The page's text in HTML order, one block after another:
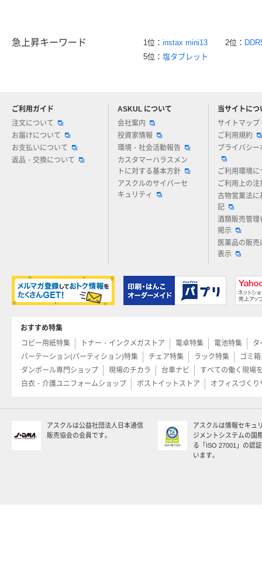
急上昇キーワード 1位： instax mini13 2位：
5位： 塩タブレット
ご利用ガイド
注文について
お届けについて
お支払いについて
返品・交換について
ASKUL について
会社案内
投資家情報
環境・社会活動報告
カスタマーハラスメン
トに対する基本方針
アスクルのサイバーセ
キュリティ
当サイトにつ
サイトマップ
ご利用規約
プライバシー
ご利用環境に
ご利用上の注
古物営業法に
記
酒類販売管理
掲示
医薬品の販売
表示
アスクルについてお気軽にご質問ください
おすすめ特集
コピー用紙特集
トナー・インクメガストア 電卓特集 電池特集
タ
パーテーション(パーティション)特集
チェア特集 ラック特集
ゴミ
ダンボール専門ショップ
現場のチカラ 台車ナビ
すべての働く現場
白衣・介護ユニフォームショップ
ポストイットストア オフィスづくり
アスクルは公益社団法人日本通信
販売協会の会員です。
アスクルは情報セキュ
ジメントシステムの国
る「ISO 27001」の認
います。